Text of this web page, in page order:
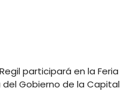
participará en la Feria
Gobierno de la Capital